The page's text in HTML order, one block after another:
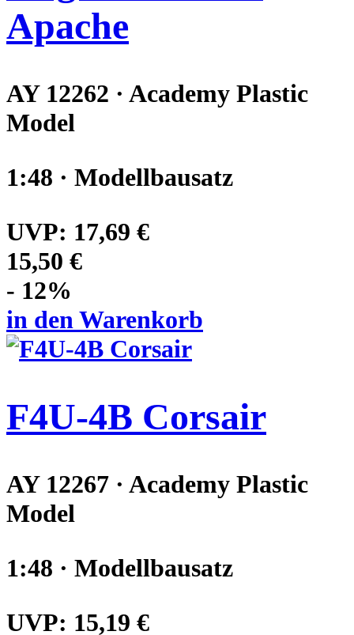
Apache
AY 12262 · Academy Plastic
Model
1:48 · Modellbausatz
UVP: 17,69 €
15,50 €
- 12%
in den Warenkorb
F4U-4B Corsair
AY 12267 · Academy Plastic
Model
1:48 · Modellbausatz
UVP: 15,19 €